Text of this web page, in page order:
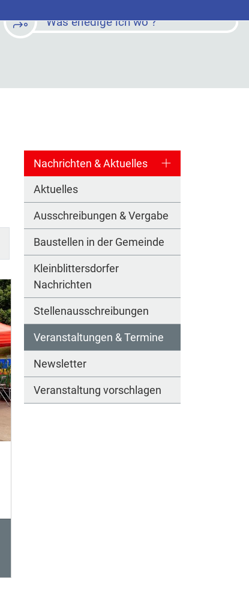
Was erledige ich wo ?
Nachrichten & Aktuelles
Aktuelles
Ausschreibungen & Vergabe
Baustellen in der Gemeinde
Kleinblittersdorfer
Nachrichten
Stellenausschreibungen
Veranstaltungen & Termine
Newsletter
Veranstaltung vorschlagen